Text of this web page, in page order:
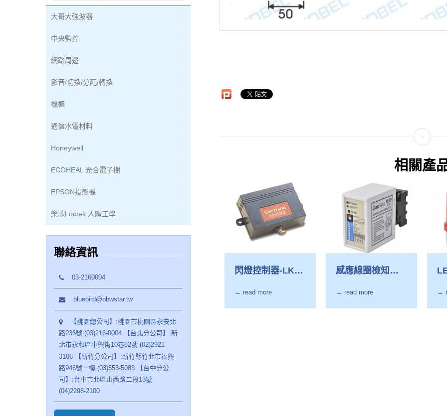
大哥大強波器
中央監控
網路周邊
影音/切換/分配/轉換
機櫃
通信水電材料
Honeywell
ECOHEAL 光合電子樹
EPSON投影機
樂歌Loctek 人體工學
聯絡資訊
03-2160004
bluebird@bbwstar.tw
【桃園總公司】:桃園市桃園區永安北
路236號 (03)216-0004 【台北分公司】:新
北市永和區中興街10巷82號 (02)2921-
3106 【新竹分公司】:新竹縣竹北市福興
路946號一樓 (03)553-5083 【台中分公
司】:台中市北區山西路二段13號
(04)2298-2100
相關產
閃燈控制器-LK-
→ read more
感應線圈檢知器-
→ read more →